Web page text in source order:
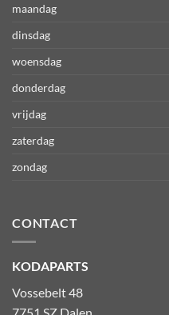
maandag
dinsdag
woensdag
donderdag
vrijdag
zaterdag
zondag
CONTACT
KODAPARTS
Vossebelt 48